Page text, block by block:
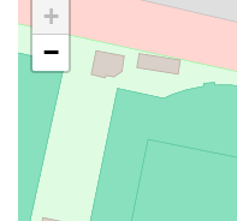
+
−